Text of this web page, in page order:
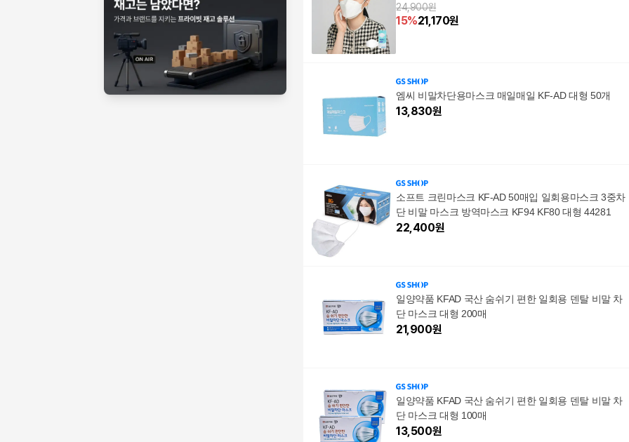
24,900원
15%21,170원
엠씨 비말차단용마스크 매일매일 KF-AD 대형 50개
13,830원
소프트 크린마스크 KF-AD 50매입 일회용마스크 3중차
단 비말 마스크 방역마스크 KF94 KF80 대형 44281
22,400원
일양약품 KFAD 국산 숨쉬기 편한 일회용 덴탈 비말 차
단 마스크 대형 200매
21,900원
일양약품 KFAD 국산 숨쉬기 편한 일회용 덴탈 비말 차
단 마스크 대형 100매
13,500원